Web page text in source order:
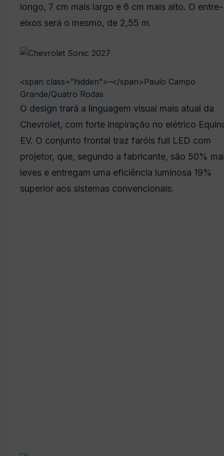
longo, 7 cm mais largo e 6 cm mais alto. O entre-
eixos será o mesmo, de 2,55 m.
<span class=”hidden”>–</span>Paulo Campo
Grande/Quatro Rodas
O design trará a linguagem visual mais atual da
Chevrolet, com forte inspiração no elétrico
EV. O conjunto frontal traz faróis full LED com
projetor, que, segundo a fabricante, são 50%
leves e entregam uma eficiência luminosa 19%
superior aos sistemas convencionais.